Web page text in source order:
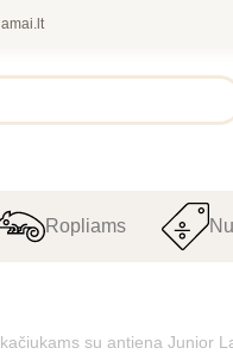
Ropliams
su antiena Junior